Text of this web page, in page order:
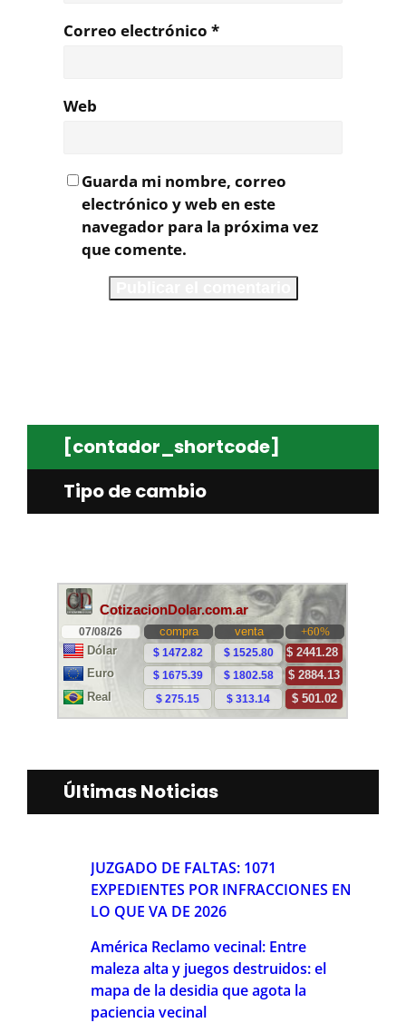
Correo electrónico *
Web
Guarda mi nombre, correo
electrónico y web en este
navegador para la próxima vez
que comente.
[contador_shortcode]
Tipo de cambio
Últimas Noticias
JUZGADO DE FALTAS: 1071
EXPEDIENTES POR INFRACCIONES EN
LO QUE VA DE 2026
América Reclamo vecinal: Entre
maleza alta y juegos destruidos: el
mapa de la desidia que agota la
paciencia vecinal